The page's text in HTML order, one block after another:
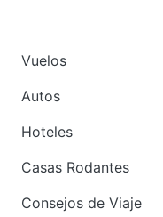
Vuelos
Autos
Hoteles
Casas Rodantes
Consejos de Viaje
Ofertas
Último